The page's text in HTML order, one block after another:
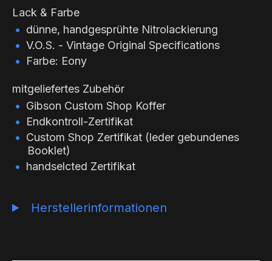
Lack & Farbe
dünne, handgesprühte Nitrolackierung
V.O.S. - Vintage Original Specifications
Farbe: Eony
mitgeliefertes Zubehör
Gibson Custom Shop Koffer
Endkontroll-Zertifikat
Custom Shop Zertifikat (leder gebundenes
Booklet)
handselcted Zertifikat
Herstellerinformationen